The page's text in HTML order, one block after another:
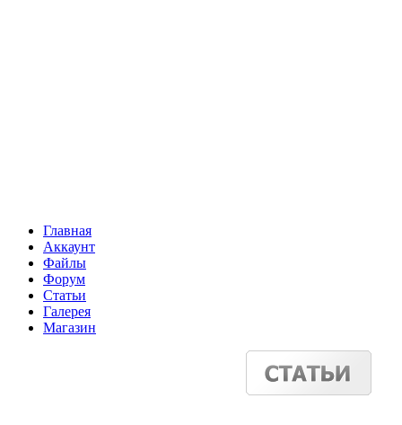
Главная
Аккаунт
Файлы
Форум
Статьи
Галерея
Магазин